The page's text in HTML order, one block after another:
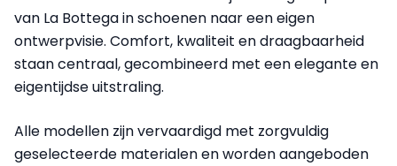
van La Bottega in schoenen naar een eigen
ontwerpvisie. Comfort, kwaliteit en draagbaarheid
staan centraal, gecombineerd met een elegante en
eigentijdse uitstraling.
Alle modellen zijn vervaardigd met zorgvuldig
geselecteerde materialen en worden aangeboden